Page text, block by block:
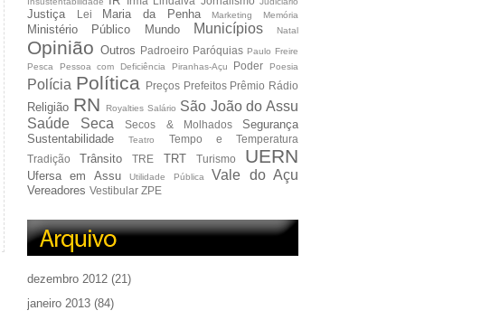
Justiça Lei Maria da Penha Marketing Memória
Ministério Público Mundo Municípios Natal
Opinião Outros Padroeiro Paróquias Paulo Freire
Pesca
Pessoa com Deficiência Piranhas-Açu Poder Poesia
Polícia Política Preços Prefeitos Prêmio Rádio
Religião RN Royalties Salário São João do Assu
Saúde
Seca Secos & Molhados
Segurança
Sustentabilidade
Teatro
Tempo e Temperatura
Tradição
Trânsito TRE TRT Turismo UERN
Ufersa em Assu Utilidade Pública Vale do Açu
Vereadores Vestibular ZPE
dezembro 2012 (21)
janeiro 2013 (84)